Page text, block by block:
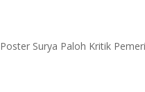
Poster Surya Paloh Kritik